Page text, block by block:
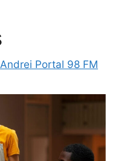
Andrei Portal 98 FM